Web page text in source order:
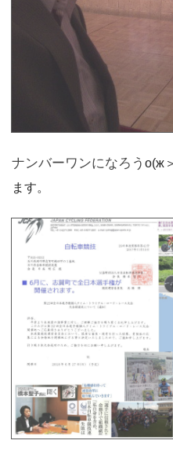
ナンバーワンになろう о(ж
ます。